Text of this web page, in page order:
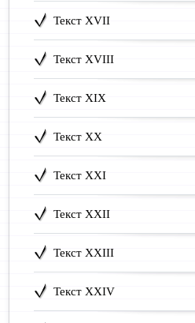
Текст XVII
Текст XVIII
Текст XIX
Текст XX
Текст XXI
Текст XXII
Текст XXIII
Текст XXIV